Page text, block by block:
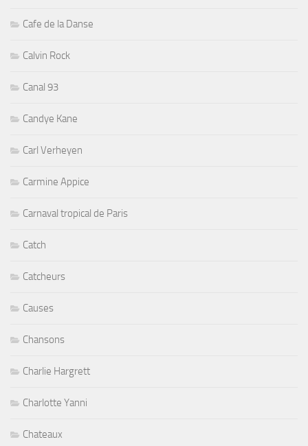
Cafe de la Danse
Calvin Rock
Canal 93
Candye Kane
Carl Verheyen
Carmine Appice
Carnaval tropical de Paris
Catch
Catcheurs
Causes
Chansons
Charlie Hargrett
Charlotte Yanni
Chateaux